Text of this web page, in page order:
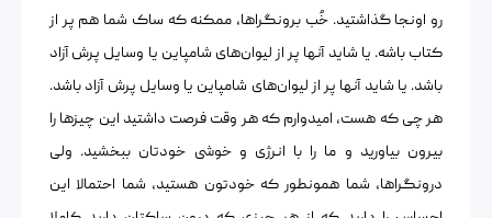
رو اونجا گذاشتید. خُب برونگراها، ممکنه که ساک شما هم پر از
کتاب باشه. یا شاید آنها پر از لیوان‌های شامپاین یا وسایل پرش آزاد
باشد. یا شاید آنها پر از لیوان‌های شامپاین یا وسایل پرش آزاد باشد.
هر چی که هست، امیدوارم که هر وقت فرصت داشتید این چیزها را
بیرون بیاورید و ما را با انرژی و خوشی خودتان ببخشید. ولی
درونگراها، شما همونطور که خودتون هستید، شما احتمالا این